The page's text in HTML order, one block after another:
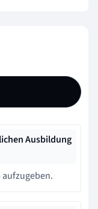
Ausbildung